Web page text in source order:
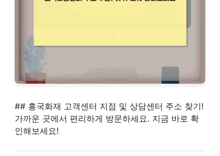
## 흥국화재 고객센터 지점 및 상담센터 주소 찾기!
가까운 곳에서 편리하게 방문하세요. 지금 바로 확
인해보세요!